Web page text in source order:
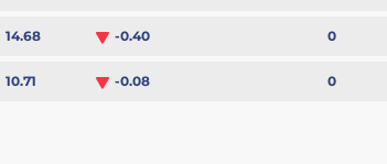
14.68 -0.40 0
10.71 -0.08 0